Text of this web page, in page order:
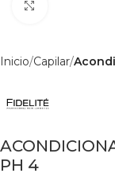
Inicio Capilar
PH 4